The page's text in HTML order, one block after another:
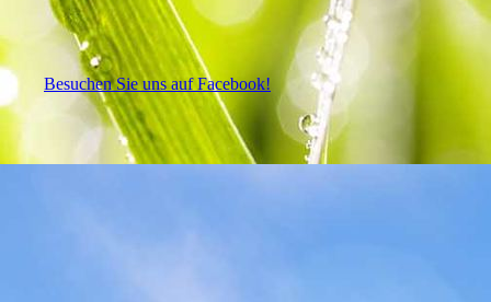
Besuchen Sie uns auf Facebook!